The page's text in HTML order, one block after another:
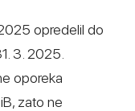
opredelil do
3. 2025.
oporeka
zato ne